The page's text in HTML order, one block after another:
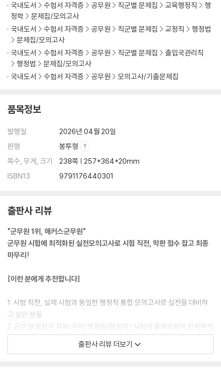
국내도서
수험서 자격증 공무원 직군별 문제집 교육행정직
행
정학
문제집/모의고사
국내도서
수험서 자격증 공무원 직군별 문제집 교정직
행정법
문제집/모의고사
국내도서
수험서 자격증 공무원 직군별 문제집
출입국관리직
행정법
문제집/모의고사
국내도서
수험서 자격증 공무원 모의고사/기출문제집
품목정보
발행일
2026년 04월 20일
판형
봉투형
쪽수, 무게, 크기
238쪽 | 257*364*20mm
ISBN13
9791176440301
출판사 리뷰
"군무원 1위, 해커스군무원"
군무원 시험에 최적화된 실전모의고사로 시험 직전, 막판 점수 잡고 최종
마무리!
[이런 분에게 추천합니다]
1. 시험 직전, 실제 시험과 동일한 행정직 통합 모의고사로 실전을 대비하
고 싶은 분들
2. 군무원 행정직 과목(국어/행정법/행정학) 시험의 출제경향이 완벽하게
반영된 모의고사로 실전 감각을 극대화하고 싶은 분들
3. 상세한 해설과 모바일 성적 분석 서비스를 통해 본인의 취약점을 보완
출판사 리뷰 더보기